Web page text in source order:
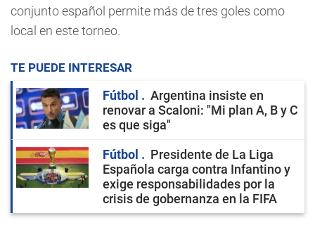
conjunto español permite más de tres goles como
local en este torneo.
TE PUEDE INTERESAR
Fútbol
Argentina insiste en
renovar a Scaloni: "Mi plan A, B y C
es que siga"
Fútbol
Presidente de La Liga
Española carga contra Infantino y
exige responsabilidades por la
crisis de gobernanza en la FIFA